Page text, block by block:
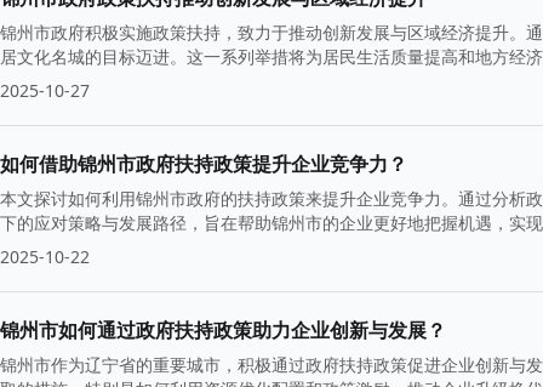
锦州市政府积极实施政策扶持，致力于推动创新发展与区域经济提升。
居文化名城的目标迈进。这一系列举措将为居民生活质量提高和地方经
2025-10-27
如何借助锦州市政府扶持政策提升企业竞争力？
本文探讨如何利用锦州市政府的扶持政策来提升企业竞争力。通过分析
下的应对策略与发展路径，旨在帮助锦州市的企业更好地把握机遇，实
2025-10-22
锦州市如何通过政府扶持政策助力企业创新与发展？
锦州市作为辽宁省的重要城市，积极通过政府扶持政策促进企业创新与